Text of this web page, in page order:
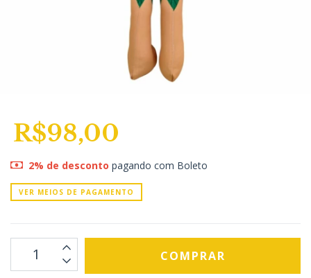
R$98,00
2% de desconto pagando com Boleto
VER MEIOS DE PAGAMENTO